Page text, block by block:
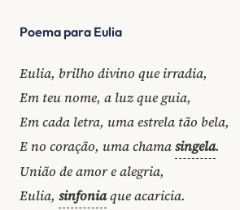
Poema para Eulia
Eulia, brilho divino que irradia,
Em teu nome, a luz que guia,
Em cada letra, uma estrela tão bela,
E no coração, uma chamasingela.
União de amor e alegria,
Eulia, sinfoniaque acaricia.